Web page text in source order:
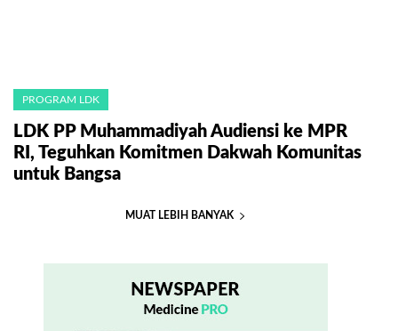
PROGRAM LDK
LDK PP Muhammadiyah Audiensi ke MPR
RI, Teguhkan Komitmen Dakwah Komunitas
untuk Bangsa
MUAT LEBIH BANYAK